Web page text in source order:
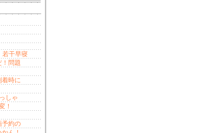
若干早寝
！問題
時に
しゃ
！
予約の